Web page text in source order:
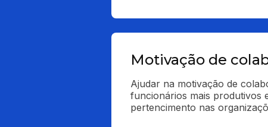
Motivação de
Ajudar na motivação de
funcionários mais produtivos
pertencimento nas